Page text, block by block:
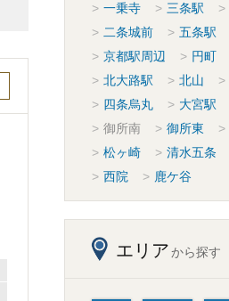
一乗寺 三条駅
二条城前
五条駅
京都駅周辺
円町
北大路駅
北山
四条烏丸
大宮駅
御所南
御所東
松ヶ崎
清水五条
西院
鹿ケ谷
エリアから探す